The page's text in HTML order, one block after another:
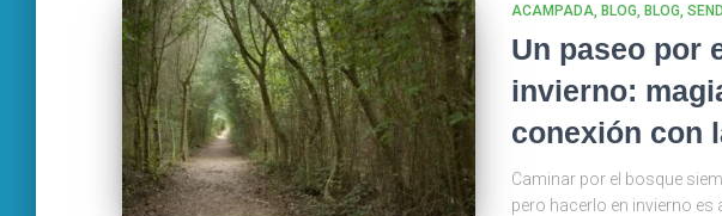
ACAMPADA BLOG BLOG
Un paseo por
invierno:
conexión con
Caminar por el bosque
pero hacerlo en invierno